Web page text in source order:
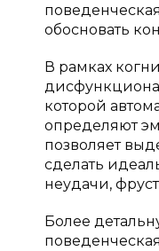
обосновать
В рамках
которой
определяют
позволяет
сделать
неудачи,
Более